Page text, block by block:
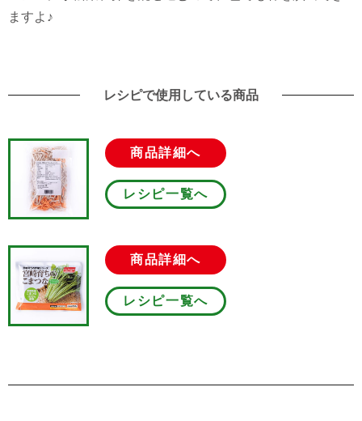
ますよ♪
レシピで使用している商品
商品詳細へ
レシピ一覧へ
商品詳細へ
レシピ一覧へ